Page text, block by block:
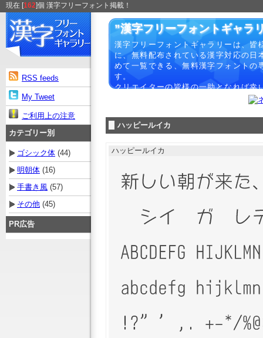
現在 [162]個 漢字フリーフォント掲載！
RSS feeds
My Tweet
ご利用上の注意
カテゴリー別
ゴシック体 (44)
明朝体 (16)
手書き風 (57)
その他 (45)
PR広告
”漢字フリーフォントギャラ
漢字フリーフォントギャラリーは、皆
に、無料配布されている漢字対応の日
めて一覧できる、無料漢字フォントの
す。
クリエイターの皆様の一助となれば幸
ハッピールイカ
ハッピールイカ